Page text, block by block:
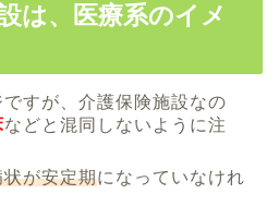
は、医療系のイメ
すが、介護保険施設なの
などと混同しないように注
状が安定期になっていなけれ